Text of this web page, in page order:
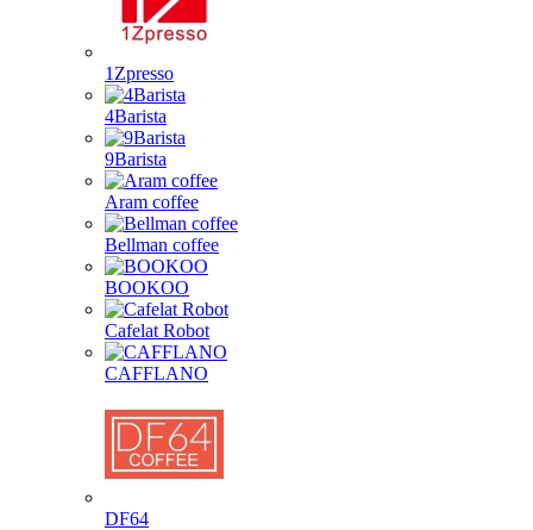
1Zpresso
4Barista
9Barista
Aram coffee
Bellman coffee
BOOKOO
Cafelat Robot
CAFFLANO
DF64